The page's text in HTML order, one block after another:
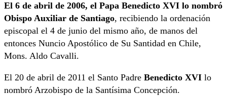
El 6 de abril de 2006, el Papa Benedicto XVI lo nombró
Obispo Auxiliar de Santiago, recibiendo la ordenación
episcopal el 4 de junio del mismo año, de manos del
entonces Nuncio Apostólico de Su Santidad en Chile,
Mons. Aldo Cavalli.
El 20 de abril de 2011 el Santo Padre Benedicto XVI lo
nombró Arzobispo de la Santísima Concepción.